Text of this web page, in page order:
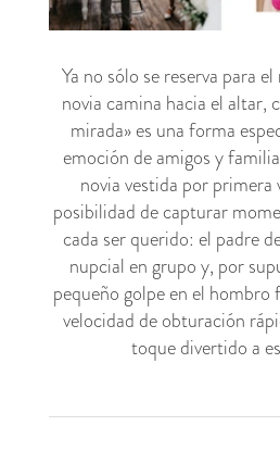
Ya no sólo se reserva para
novia camina hacia el altar,
mirada» es una forma
emoción de amigos y
novia vestida por primera
posibilidad de capturar
cada ser querido: el padre
nupcial en grupo y, por
pequeño golpe en el
velocidad de obturación
toque divertido a